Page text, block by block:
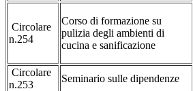
Circolare
n.254
Corso di formazione su
pulizia degli ambienti di
cucina e sanificazione
Circolare
n.253
Seminario sulle dipendenze